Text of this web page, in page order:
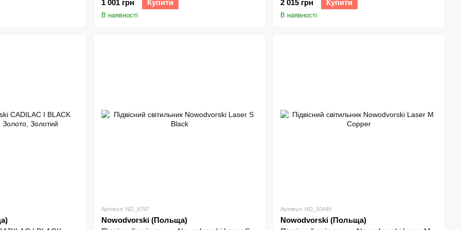
Елегантні підвісні люстри для вітальні чи їдальні. Наприклад, модель Nowodvorski Fiord у скандинавському стилі
Трекові системи Nowodvorski
Гнучке освітлення для офісів чи комерційних просторів. Магнітні треки Nowodvorski Profile дозволяють створювати
Стильні підлогові світильники для зон відпочинку. Серія Nowodvorski Mono додає акцентного освітлення.
1 001 грн Купити
В наявності
2 015 грн Купити
В наявності
Артикул: ND_8797
Nowodvorski (Польща)
Артикул: ND_10448
Nowodvorski (Польща)